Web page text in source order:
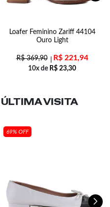
Loafer Feminino Zariff 44104
Ouro Light
R$369,90 R$221,94
10x de R$ 23,30
ÚLTIMA VISITA
69% OFF